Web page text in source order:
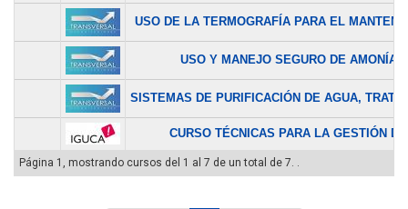
USO DE LA TERMOGRAFÍA PARA EL
USO Y MANEJO SEGURO DE
SISTEMAS DE PURIFICACIÓN DE AGUA,
CURSO TÉCNICAS PARA LA GESTIÓN
Página 1, mostrando cursos del 1 al 7 de un total de 7. .